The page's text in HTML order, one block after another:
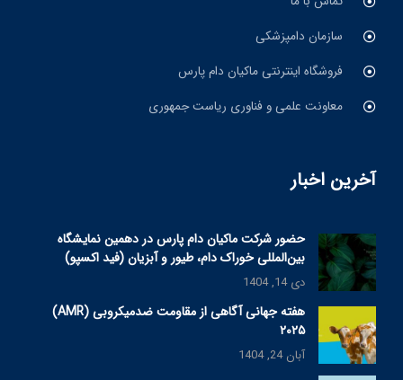
سازمان دامپزشکی
فروشگاه اینترنتی ماکیان دام پارس
معاونت علمی و فناوری ریاست جمهوری
آخرین اخبار
حضور شرکت ماکیان دام پارس در دهمین نمایشگاه
بین‌المللی خوراک دام، طیور و آبزیان (فید اکسپو)
دی 14, 1404
هفته جهانی آگاهی از مقاومت ضدمیکروبی (AMR)
۲۰۲۵
آبان 24, 1404